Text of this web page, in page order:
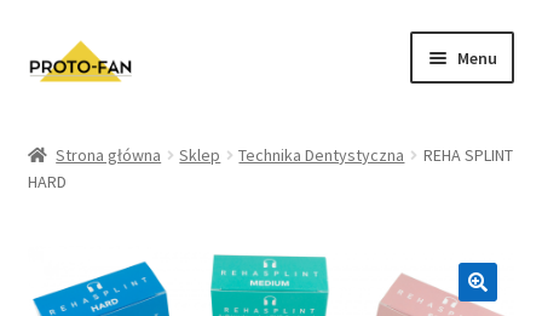
Menu
Kursy Stomatologiczne
Strona główna Sklep Technika Dentystyczna
REHA SPLINT
HARD